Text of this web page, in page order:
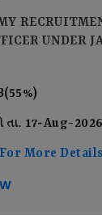
UNDER
તા. 17-Aug-2026
More